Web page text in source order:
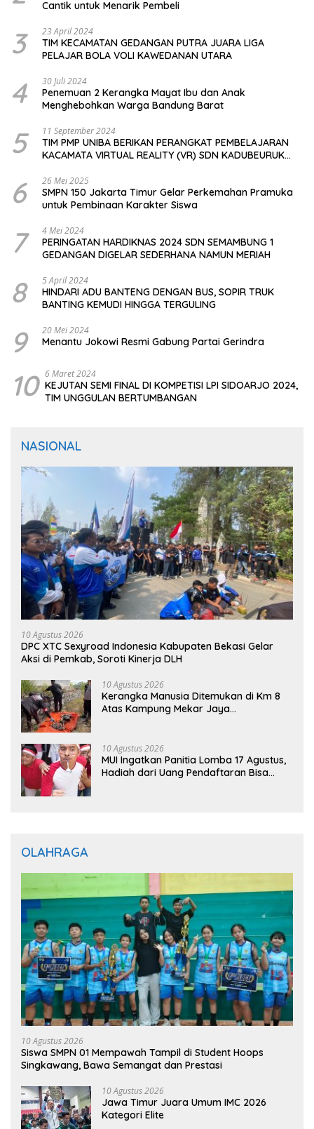
Cantik untuk Menarik Pembeli
3 23 April 2024
TIM KECAMATAN GEDANGAN PUTRA JUARA LIGA
PELAJAR BOLA VOLI KAWEDANAN UTARA
4 30 Juli 2024
Penemuan 2 Kerangka Mayat Ibu dan Anak
Menghebohkan Warga Bandung Barat
5 11 September 2024
TIM PMP UNIBA BERIKAN PERANGKAT PEMBELAJARAN
KACAMATA VIRTUAL REALITY (VR) SDN KADUBEURUK
6 26 Mei 2025
SMPN 150 Jakarta Timur Gelar Perkemahan Pramuka
untuk Pembinaan Karakter Siswa
7 4 Mei 2024
PERINGATAN HARDIKNAS 2024 SDN SEMAMBUNG 1
GEDANGAN DIGELAR SEDERHANA NAMUN MERIAH
8 5 April 2024
HINDARI ADU BANTENG DENGAN BUS, SOPIR TRUK
BANTING KEMUDI HINGGA TERGULING
9 20 Mei 2024
Menantu Jokowi Resmi Gabung Partai Gerindra
10 6 Maret 2024
KEJUTAN SEMI FINAL DI KOMPETISI LPI SIDOARJO 2024,
TIM UNGGULAN BERTUMBANGAN
NASIONAL
10 Agustus 2026
DPC XTC Sexyroad Indonesia Kabupaten Bekasi Gelar
Aksi di Pemkab, Soroti Kinerja DLH
10 Agustus 2026
Kerangka Manusia Ditemukan di Km 8
Atas Kampung Mekar Jaya
10 Agustus 2026
MUI Ingatkan Panitia Lomba 17 Agustus,
Hadiah dari Uang Pendaftaran Bisa
OLAHRAGA
10 Agustus 2026
Siswa SMPN 01 Mempawah Tampil di Student Hoops
Singkawang, Bawa Semangat dan Prestasi
10 Agustus 2026
Jawa Timur Juara Umum IMC 2026
Kategori Elite